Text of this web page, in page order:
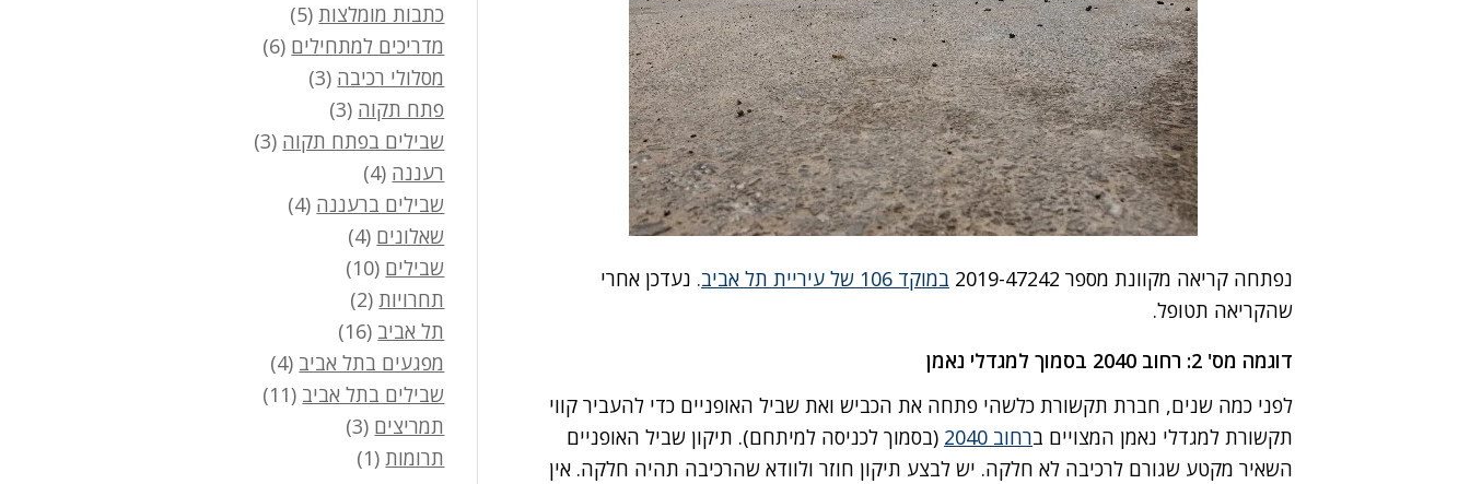
נפתחה קריאה מקוונת מספר 2019-47242 במוקד 106 של עיריית תל אביב . נעדכן אחרי
שהקריאה תטופל.
דוגמה מס' 2: רחוב 2040 בסמוך למגדלי נאמן
לפני כמה שנים, חברת תקשורת כלשהי פתחה את הכביש ואת שביל האופניים כדי להעביר קווי
תקשורת למגדלי נאמן המצויים ברחוב 2040
(בסמוך לכניסה למיתחם). תיקון שביל האופניים
השאיר מקטע שגורם לרכיבה לא חלקה. יש לבצע תיקון חוזר ולוודא שהרכיבה תהיה חלקה. אין
כתבות מומלצות(5)
מדריכים למתחילים (6)
מסלולי רכיבה (3)
פתח תקוה (3)
שבילים בפתח תקוה (3)
רעננה (4)
שבילים ברעננה (4)
שאלונים (4)
שבילים (10)
תחרויות(2)
תל אביב (16)
מפגעים בתל אביב (4)
שבילים בתל אביב (11)
תמריצים (3)
תרומות(1)